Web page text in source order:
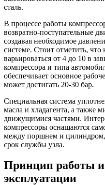
сталь.
В процессе работы
возвратно-поступательные
создавая необходимое
системе. Стоит отметить,
варьироваться от 4 до 10 в
компрессора и типа
обеспечивает основное
может достигать 20-30 бар.
Специальная система
масла и хладагента, а также
движущимися частями.
компрессоры оснащаются
между поршнем и цилиндром,
срок службы узла.
Принцип работы и
эксплуатации